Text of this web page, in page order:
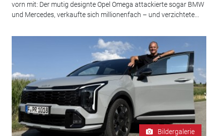
vorn mit: Der mutig designte Opel Omega attackierte sogar BMW
und Mercedes, verkaufte sich millionenfach – und verzichtete...
Bildergalerie